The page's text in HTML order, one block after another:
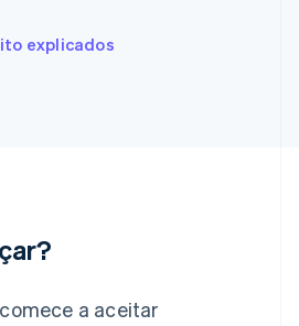
explicados
a aceitar